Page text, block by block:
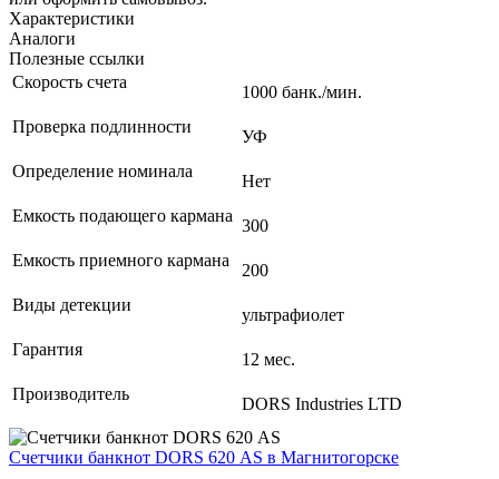
Характеристики
Аналоги
Полезные ссылки
Скорость счета
1000 банк./мин.
Проверка подлинности
УФ
Определение номинала
Нет
Емкость подающего кармана
300
Емкость приемного кармана
200
Виды детекции
ультрафиолет
Гарантия
12 мес.
Производитель
DORS Industries LTD
Счетчики банкнот DORS 620 АS в Магнитогорске